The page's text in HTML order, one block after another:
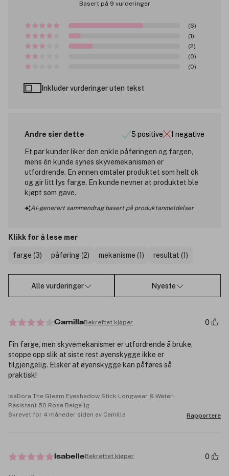
Basert på 9 vurderinger
(6)
(1)
(2)
(0)
(0)
Inkluder vurderinger uten tekst
Andre sier dette 5 positive 1 negative
Et par kunder liker den enkle påføringen og fargen,
mens én kunde synes skyvemekanismen er
utfordrende. En annen omtaler produktet som helt ok
og gir litt lys farge. En kunde nevner at produktet ble
kjøpt som gave.
AI-generert sammendrag basert på produktanmeldelser
Klikk for å lese mer
farge (3) påføring (2) mekanisme (1) resultat (1)
Alle vurderinger Nyeste
CamillaBekreftet kjøper 0
Fin farge, men skyvemekanismer er utfordrende å bruke,
stoppe opp slik at siste rest øyenskygge ikke er
tilgjengelig. Elsker at øyenskygge kan påføres så
praktisk!
IsaDora The Gleam Eyeshadow Stick Longwear & Water-
Resistant 50 Rose Beige 1g
Skrevet for 4 måneder siden av Camilla
Rapportere
IsabelleBekreftet kjøper 0